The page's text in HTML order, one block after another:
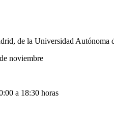
de la Universidad
noviembre
a 18:30 horas